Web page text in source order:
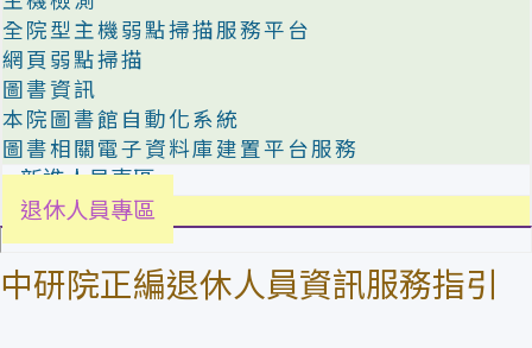
全院型主機弱點掃描服務平台
網頁弱點掃描
圖書資訊
本院圖書館自動化系統
圖書相關電子資料庫建置平台服務
新進人員專區
退休人員專區
中研院正編退休人員資訊服務指引